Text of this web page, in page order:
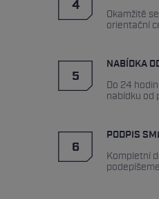
rozhodnutí bylo správné.
významně odlišili od
4
Okamžitě
orientační
5
NABÍDKA
Do 24
nabídku od
6
PODPIS
Kompletní